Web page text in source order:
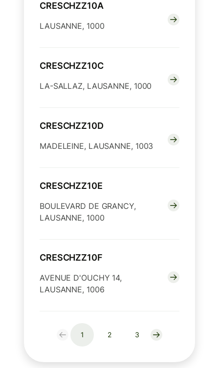
CRESCHZZ10A
LAUSANNE, 1000
CRESCHZZ10C
LA-SALLAZ, LAUSANNE, 1000
CRESCHZZ10D
MADELEINE, LAUSANNE, 1003
CRESCHZZ10E
BOULEVARD DE GRANCY,
LAUSANNE, 1000
CRESCHZZ10F
AVENUE D'OUCHY 14,
LAUSANNE, 1006
1 2 3